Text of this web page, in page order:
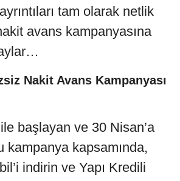
tam olarak netlik
avans kampanyasına
Nakit Avans Kampanyası
başlayan ve 30 Nisan’a
kampanya kapsamında,
indirin ve Yapı Kredili